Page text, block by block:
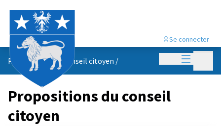
Menu
Se connecter
Propositions du conseil citoyen /
Propositions du conseil
citoyen